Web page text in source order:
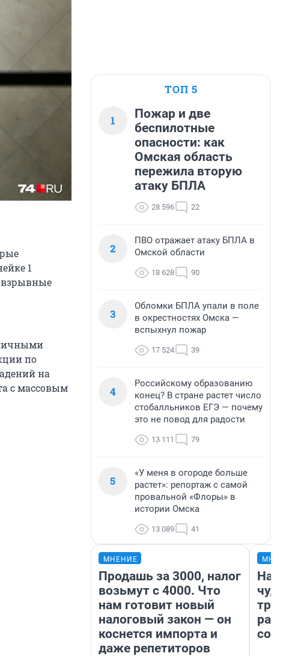
1
взрывные
по
на
с массовым
ТОП 5
1
Пожар и две
беспилотные
опасности: как
Омская область
пережила вторую
атаку БПЛА
28 596 22
2
ПВО отражает атаку БПЛА в
Омской области
18 628 90
3
Обломки БПЛА упали в поле
в окрестностях Омска —
вспыхнул пожар
17 524 39
4
Российскому образованию
конец? В стране растет число
стобалльников ЕГЭ — почему
это не повод для радости
13 111 79
5
«У меня в огороде больше
растет»: репортаж с самой
провальной «Флоры» в
истории Омска
13 089 41
МНЕНИЕ
Продашь за 3000, налог
возьмут с 4000. Что
нам готовит новый
налоговый закон — он
коснется импорта и
даже репетиторов